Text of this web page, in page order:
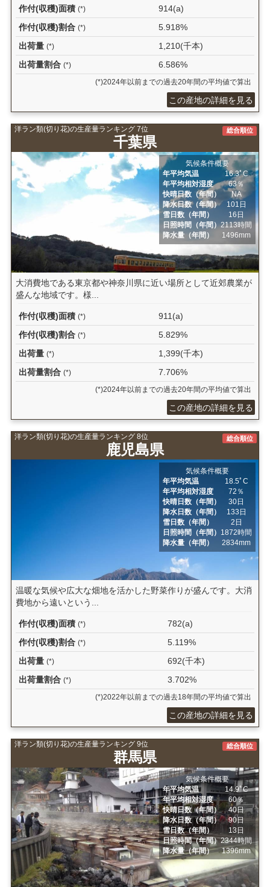
作付(収穫)面積 (*)
914(a)
作付(収穫)割合 (*)
5.918%
出荷量 (*)
1,210(千本)
出荷量割合 (*) 6.586%
(*)2024年以前までの過去20年間の平均値で算出
この産地の詳細を見る
洋ラン類(切り花)の生産量ランキング 7位
千葉県
総合順位
気候条件概要
年平均気温
16.3ﾟC
年平均相対湿度
63％
快晴日数（年間）
NA
降水日数（年間）
101日
雪日数（年間）
16日
日照時間（年間）2113時間
降水量（年間）
1496mm
大消費地である東京都や神奈川県に近い場所として近郊農業が
盛んな地域です。様...
作付(収穫)面積 (*)
911(a)
作付(収穫)割合 (*)
5.829%
出荷量 (*)
1,399(千本)
出荷量割合 (*) 7.706%
(*)2024年以前までの過去20年間の平均値で算出
この産地の詳細を見る
洋ラン類(切り花)の生産量ランキング 8位
鹿児島県
総合順位
気候条件概要
年平均気温
18.5ﾟC
年平均相対湿度
72％
快晴日数（年間）
30日
降水日数（年間）
133日
雪日数（年間）
2日
日照時間（年間） 1872時間
降水量（年間）
2834mm
温暖な気候や広大な畑地を活かした野菜作りが盛んです。大消
費地から遠いという...
作付(収穫)面積 (*)
782(a)
作付(収穫)割合 (*)
5.119%
出荷量 (*)
692(千本)
出荷量割合 (*) 3.702%
(*)2022年以前までの過去18年間の平均値で算出
この産地の詳細を見る
洋ラン類(切り花)の生産量ランキング 9位
群馬県
総合順位
気候条件概要
年平均気温
14.9ﾟC
年平均相対湿度
60％
快晴日数（年間）
40日
降水日数（年間）
90日
雪日数（年間）
13日
日照時間（年間）2344時間
降水量（年間）
1396mm